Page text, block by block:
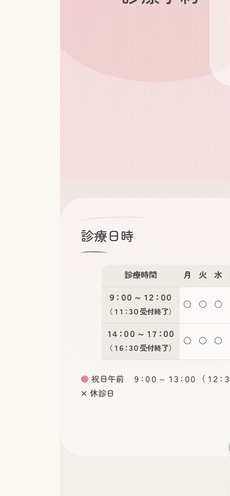
診療日時
診療時間 月 火 水
９：００ ～ １２：００
（ １１：３０ 受付終了）
○ ○ ○
１４：００ ～ １７：００
（ １６：３０ 受付終了）
○ ○ ○
● 祝日午前 ９：００ ～ １３：００ （ １２：
✕ 休診日